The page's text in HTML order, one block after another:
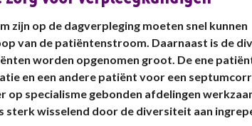
zijn op de dagverpleging moeten snel kunnen
van de patiëntenstroom. Daarnaast is de
worden opgenomen groot. De ene
en een andere patiënt voor een
op specialisme gebonden afdelingen
sterk wisselend door de diversiteit aan